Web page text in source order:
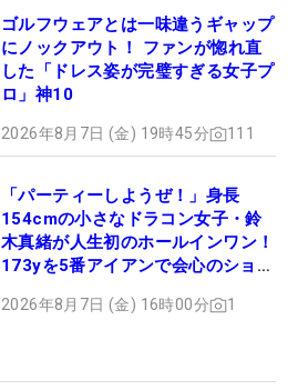
ゴルフウェアとは一味違うギャップ
にノックアウト！ ファンが惚れ直
した「ドレス姿が完璧すぎる女子プ
ロ」神10
2026年8月7日 (金) 19時45分 111
「パーティーしようぜ！」身長
154cmの小さなドラコン女子・鈴
木真緒が人生初のホールインワン！
173yを5番アイアンで会心のショッ
2026年8月7日 (金) 16時00分 1